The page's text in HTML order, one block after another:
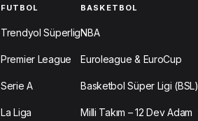
FUTBOL
Trendyol Süperlig
Premier League
Serie A
La Liga
BASKETBOL
NBA
Euroleague & EuroCup
Basketbol Süper Ligi (BSL)
Milli Takım – 12 Dev Adam